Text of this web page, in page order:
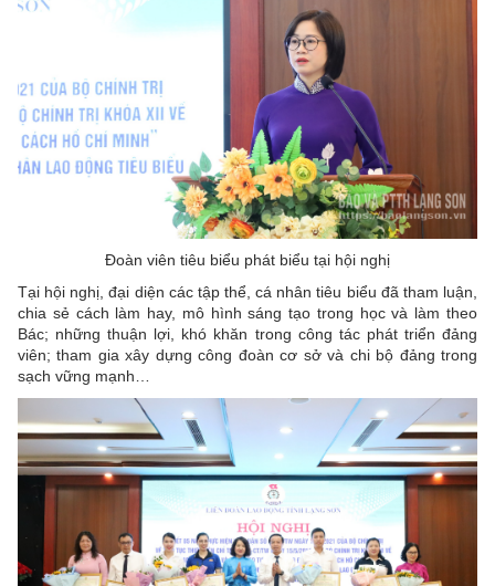
Đoàn viên tiêu biểu phát biểu tại hội nghị
Tại hội nghị, đại diện các tập thể, cá nhân tiêu biểu đã tham luận,
chia sẻ cách làm hay, mô hình sáng tạo trong học và làm theo
Bác; những thuận lợi, khó khăn trong công tác phát triển đảng
viên; tham gia xây dựng công đoàn cơ sở và chi bộ đảng trong
sạch vững mạnh…